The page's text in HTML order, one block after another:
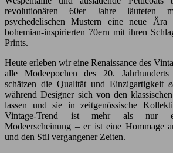
revolutionären 60er Jahre läuteten
psychedelischen Mustern eine neue
bohemian-inspirierten 70ern mit ihren
Prints.
Heute erleben wir eine Renaissance des
alle Modeepochen des 20.
schätzen die Qualität und Einzigartigkeit
während Designer sich von den
lassen und sie in zeitgenössische
Vintage-Trend ist mehr als nur
Modeerscheinung – er ist eine Hommage
und den Stil vergangener Zeiten.